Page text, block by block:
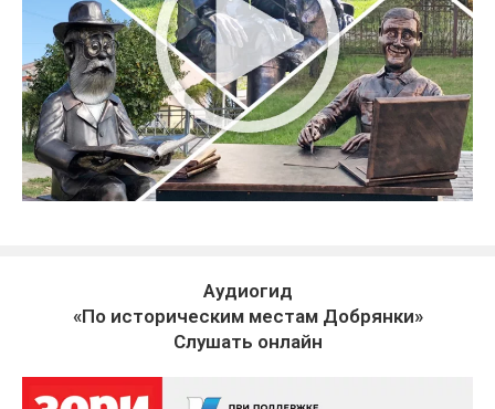
Аудиогид
«По историческим местам Добрянки»
Слушать онлайн